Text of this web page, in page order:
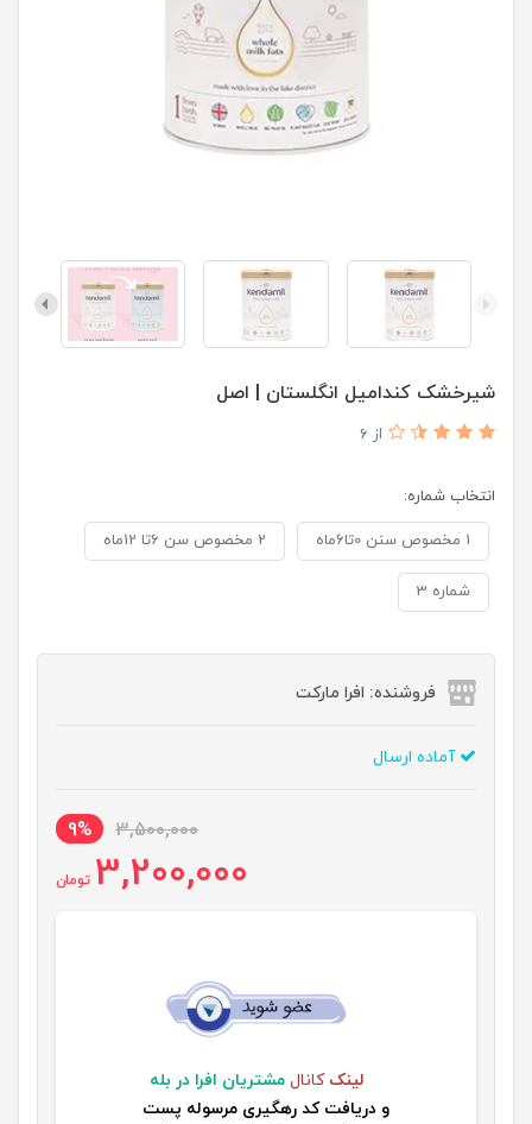
شیرخشک کندامیل انگلستان | اصل
از 6
انتخاب شماره:
1 مخصوص سنن 0تا6ماه 2 مخصوص سن 6تا 12ماه
شماره 3
فروشنده: افرا مارکت
آماده ارسال
3,500,000
9%
3,200,000 تومان
لینک کانال مشتریان افرا در بله
و دریافت کد رهگیری مرسوله پست